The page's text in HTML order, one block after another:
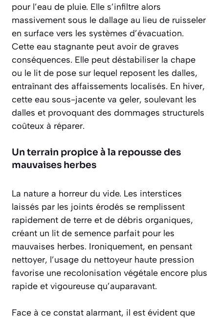
pour l’eau de pluie. Elle s’infiltre alors
massivement sous le dallage au lieu de ruisseler
en surface vers les systèmes d’évacuation.
Cette eau stagnante peut avoir de graves
conséquences. Elle peut déstabiliser la chape
ou le lit de pose sur lequel reposent les dalles,
entraînant des affaissements localisés. En hiver,
cette eau sous-jacente va geler, soulevant les
dalles et provoquant des dommages structurels
coûteux à réparer.
Un terrain propice à la repousse des
mauvaises herbes
La nature a horreur du vide. Les interstices
laissés par les joints érodés se remplissent
rapidement de terre et de débris organiques,
créant un lit de semence parfait pour les
mauvaises herbes. Ironiquement, en pensant
nettoyer, l’usage du nettoyeur haute pression
favorise une recolonisation végétale encore plus
rapide et vigoureuse qu’auparavant.
Face à ce constat alarmant, il est évident que